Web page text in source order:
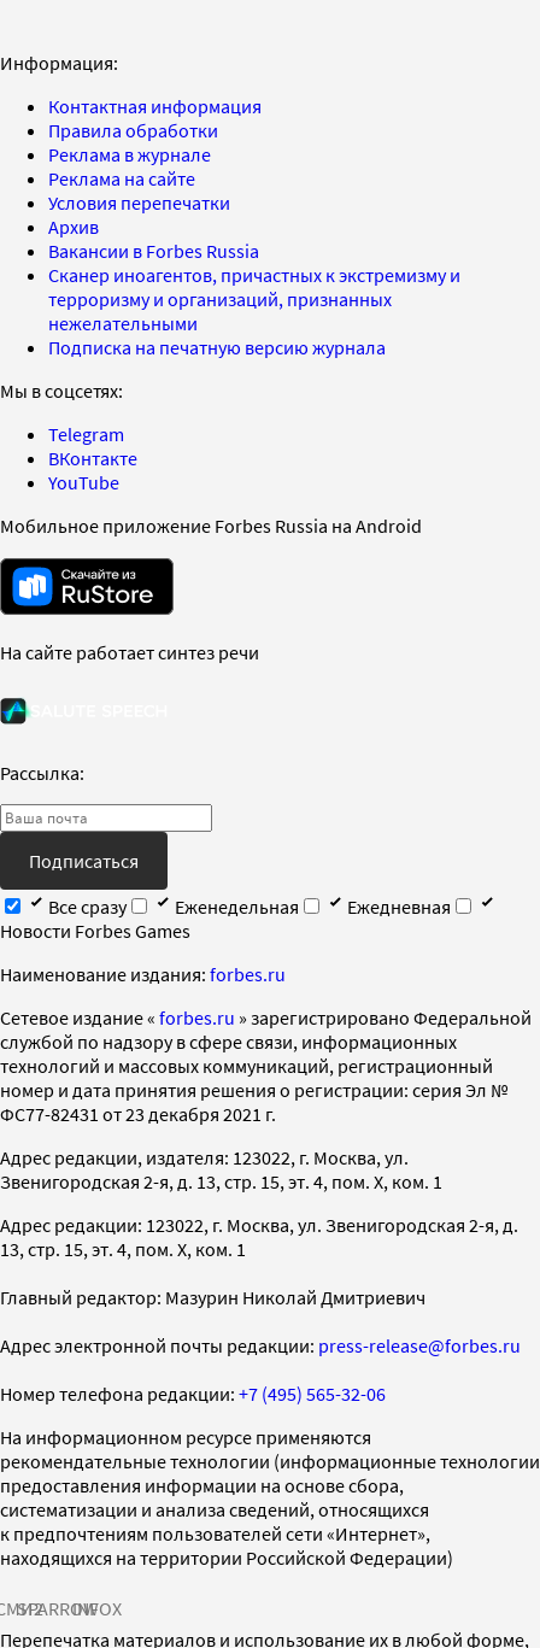
Информация:
Контактная информация
Правила обработки
Реклама в журнале
Реклама на сайте
Условия перепечатки
Архив
Вакансии в Forbes Russia
Сканер иноагентов, причастных к экстремизму и
терроризму и организаций, признанных
нежелательными
Подписка на печатную версию журнала
Мы в соцсетях:
Telegram
ВКонтакте
YouTube
Мобильное приложение Forbes Russia на Android
На сайте работает синтез речи
Рассылка:
Подписаться
Все сразу
Еженедельная
Ежедневная
Новости Forbes Games
Наименование издания: forbes.ru
Cетевое издание « forbes.ru » зарегистрировано Федеральной
службой по надзору в сфере связи, информационных
технологий и массовых коммуникаций, регистрационный
номер и дата принятия решения о регистрации: серия Эл №
ФС77-82431 от 23 декабря 2021 г.
Адрес редакции, издателя: 123022, г. Москва, ул.
Звенигородская 2-я, д. 13, стр. 15, эт. 4, пом. X, ком. 1
Адрес редакции: 123022, г. Москва, ул. Звенигородская 2-я, д.
13, стр. 15, эт. 4, пом. X, ком. 1
Главный редактор: Мазурин Николай Дмитриевич
Адрес электронной почты редакции: press-release@forbes.ru
Номер телефона редакции: +7 (495) 565-32-06
На информационном ресурсе применяются
рекомендательные технологии (информационные технологии
предоставления информации на основе сбора,
систематизации и анализа сведений, относящихся
к предпочтениям пользователей сети «Интернет»,
находящихся на территории Российской Федерации)
SPARROWINFOX
Перепечатка материалов и использование их в любой форме,